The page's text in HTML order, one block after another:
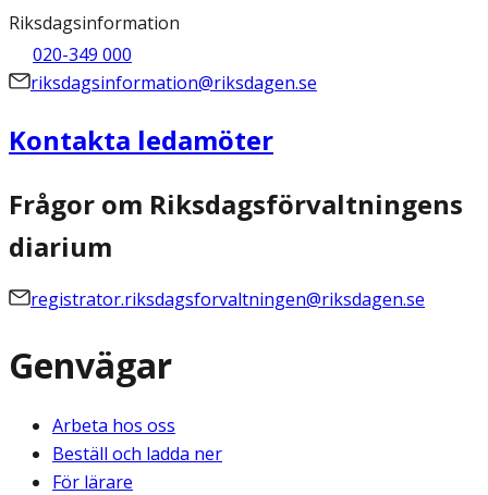
Riksdagsinformation
020-349 000
riksdagsinformation@riksdagen.se
Kontakta ledamöter
Frågor om Riksdagsförvaltningens
diarium
registrator.riksdagsforvaltningen@riksdagen.se
Genvägar
Arbeta hos oss
Beställ och ladda ner
För lärare